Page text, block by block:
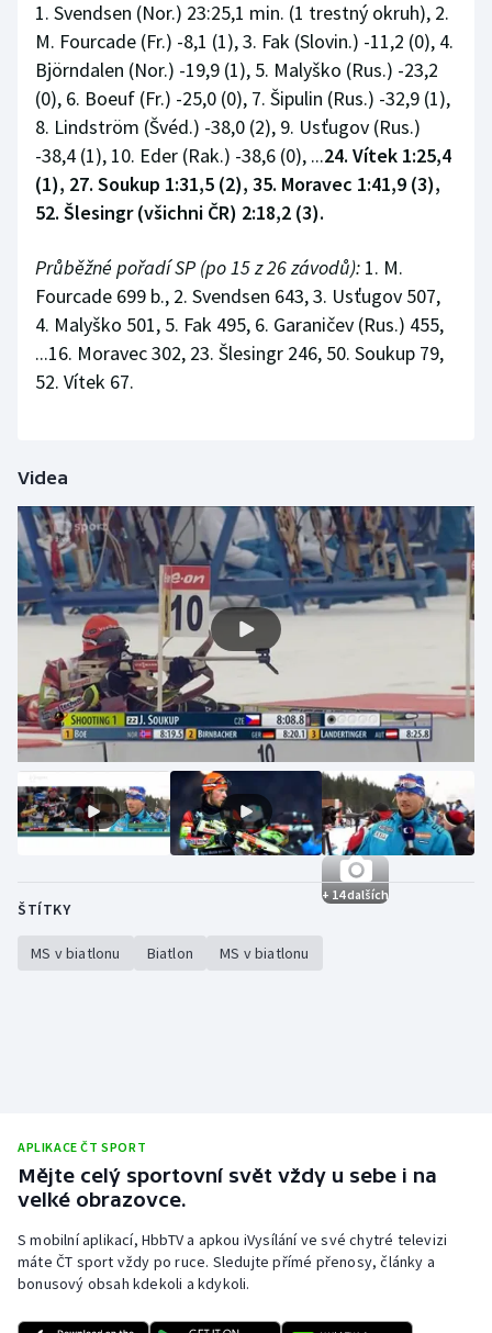
1. Svendsen (Nor.) 23:25,1 min. (1 trestný okruh), 2.
M. Fourcade (Fr.) -8,1 (1), 3. Fak (Slovin.) -11,2 (0), 4.
Björndalen (Nor.) -19,9 (1), 5. Malyško (Rus.) -23,2
(0), 6. Boeuf (Fr.) -25,0 (0), 7. Šipulin (Rus.) -32,9 (1),
8. Lindström (Švéd.) -38,0 (2), 9. Usťugov (Rus.)
-38,4 (1), 10. Eder (Rak.) -38,6 (0), ...24. Vítek 1:25,4
(1), 27. Soukup 1:31,5 (2), 35. Moravec 1:41,9 (3),
52. Šlesingr (všichni ČR) 2:18,2 (3).
Průběžné pořadí SP (po 15 z 26 závodů): 1. M.
Fourcade 699 b., 2. Svendsen 643, 3. Usťugov 507,
4. Malyško 501, 5. Fak 495, 6. Garaničev (Rus.) 455,
...16. Moravec 302, 23. Šlesingr 246, 50. Soukup 79,
52. Vítek 67.
Videa
+ 14 dalších
ŠTÍTKY
MS v biatlonu Biatlon MS v biatlonu
APLIKACE ČT SPORT
Mějte celý sportovní svět vždy u sebe i na
velké obrazovce.
S mobilní aplikací, HbbTV a apkou iVysílání ve své chytré televizi
máte ČT sport vždy po ruce. Sledujte přímé přenosy, články a
bonusový obsah kdekoli a kdykoli.